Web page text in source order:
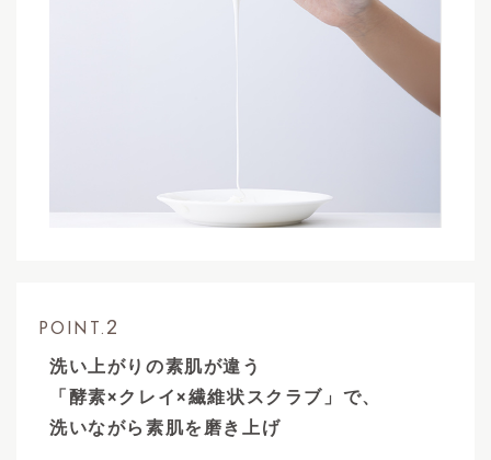
POINT. 2
洗い上がりの素肌が違う
「酵素×クレイ×繊維状スクラブ」で、
洗いながら素肌を磨き上げ